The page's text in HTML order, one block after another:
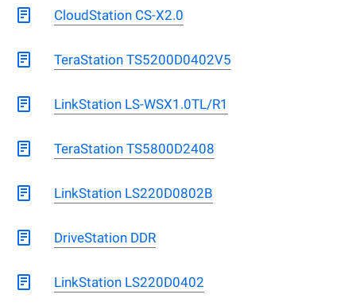
CloudStation CS-X2.0
TeraStation TS5200D0402V5
LinkStation LS-WSX1.0TL/R1
TeraStation TS5800D2408
LinkStation LS220D0802B
DriveStation DDR
LinkStation LS220D0402